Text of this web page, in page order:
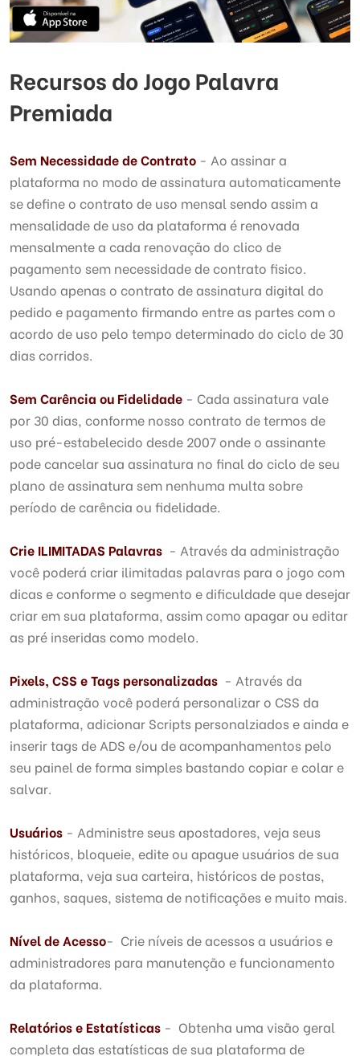
Recursos do Jogo Palavra
Premiada
Sem Necessidade de Contrato - Ao assinar a
plataforma no modo de assinatura automaticamente
se define o contrato de uso mensal sendo assim a
mensalidade de uso da plataforma é renovada
mensalmente a cada renovação do clico de
pagamento sem necessidade de contrato fisico.
Usando apenas o contrato de assinatura digital do
pedido e pagamento firmando entre as partes com o
acordo de uso pelo tempo determinado do ciclo de 30
dias corridos.
Sem Carência ou Fidelidade - Cada assinatura vale
por 30 dias, conforme nosso contrato de termos de
uso pré-estabelecido desde 2007 onde o assinante
pode cancelar sua assinatura no final do ciclo de seu
plano de assinatura sem nenhuma multa sobre
período de carência ou fidelidade.
Crie ILIMITADAS Palavras - Através da administração
você poderá criar ilimitadas palavras para o jogo com
dicas e conforme o segmento e dificuldade que desejar
criar em sua plataforma, assim como apagar ou editar
as pré inseridas como modelo.
Pixels, CSS e Tags personalizadas - Através da
administração você poderá personalizar o CSS da
plataforma, adicionar Scripts personalziados e ainda e
inserir tags de ADS e/ou de acompanhamentos pelo
seu painel de forma simples bastando copiar e colar e
salvar.
Usuários - Administre seus apostadores, veja seus
históricos, bloqueie, edite ou apague usuários de sua
plataforma, veja sua carteira, históricos de postas,
ganhos, saques, sistema de notificações e muito mais.
Nível de Acesso- Crie níveis de acessos a usuários e
administradores para manutenção e funcionamento
da plataforma.
Relatórios e Estatísticas - Obtenha uma visão geral
completa das estatísticas de sua plataforma de